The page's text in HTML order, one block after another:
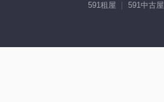
591租屋 591中古屋